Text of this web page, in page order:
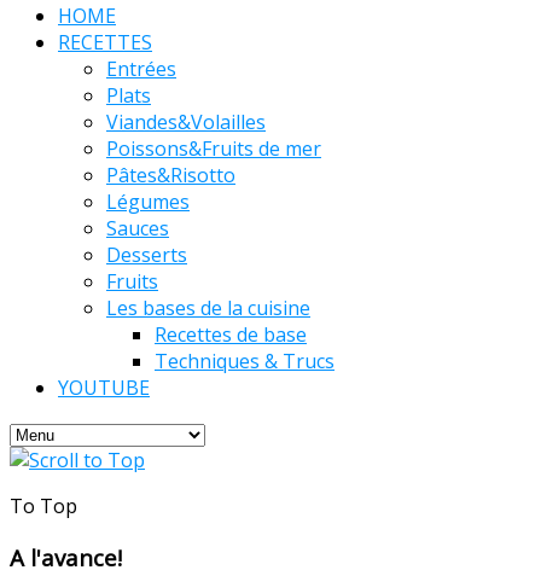
HOME
RECETTES
Entrées
Plats
Viandes&Volailles
Poissons&Fruits de mer
Pâtes&Risotto
Légumes
Sauces
Desserts
Fruits
Les bases de la cuisine
Recettes de base
Techniques & Trucs
YOUTUBE
To Top
A l'avance!